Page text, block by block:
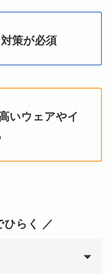
策が必須
いウェアやイ
ひらく ／